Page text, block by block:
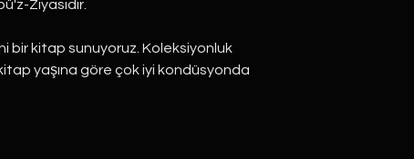
Ziyasıdır.
bir kitap sunuyoruz. Koleksiyonluk
yaşına göre çok iyi kondüsyonda